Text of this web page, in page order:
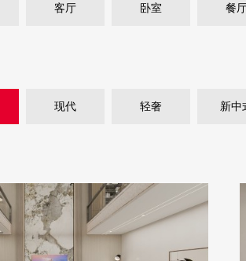
客厅 卧室 餐
现代 轻奢 新中